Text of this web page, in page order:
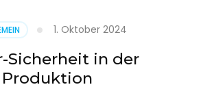
seinen
Lagebericht
zur
1. Oktober 2024
Sicherheit in der
Produktion